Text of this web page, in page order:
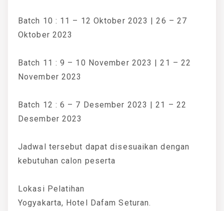
Batch 10 : 11 – 12 Oktober 2023 | 26 – 27
Oktober 2023
Batch 11 : 9 – 10 November 2023 | 21 – 22
November 2023
Batch 12 : 6 – 7 Desember 2023 | 21 – 22
Desember 2023
Jadwal tersebut dapat disesuaikan dengan
kebutuhan calon peserta
Lokasi Pelatihan
Yogyakarta, Hotel Dafam Seturan.